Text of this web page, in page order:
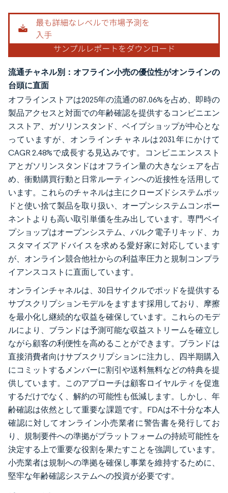
画像 © Mordor Intelligence。再利用にはCC BY 4.0の表示が必要です。
流通チャネル別：オフライン小売の優位性がオンラインの
台頭に直面
オフラインストアは2025年の流通の87.06%を占め、即時の
製品アクセスと対面での年齢確認を提供するコンビニエン
スストア、ガソリンスタンド、ベイプショップが中心とな
っていますが、オンラインチャネルは2031年にかけて
CAGR 2.48%で成長する見込みです。コンビニエンススト
アとガソリンスタンドはオフライン量の大きなシェアを占
め、衝動購買行動と日常ルーティンへの近接性を活用して
います。これらのチャネルは主にクローズドシステムポッ
ドと使い捨て製品を取り扱い、オープンシステムコンポー
ネントよりも高い取引単価を生み出しています。専門ベイ
プショップはオープンシステム、バルク電子リキッド、カ
スタマイズアドバイスを求める愛好家に対応しています
が、オンライン競合他社からの利益率圧力と規制コンプラ
イアンスコストに直面しています。
オンラインチャネルは、30日サイクルでポッドを提供する
サブスクリプションモデルをますます採用しており、摩擦
を最小化し継続的な収益を確保しています。これらのモデ
ルにより、ブランドは予測可能な収益ストリームを確立し
ながら顧客の利便性を高めることができます。ブランドは
直接消費者向けサブスクリプションに注力し、四半期購入
にコミットするメンバーに割引や送料無料などの特典を提
供しています。このアプローチは顧客ロイヤルティを促進
するだけでなく、解約の可能性も低減します。しかし、年
齢確認は依然として重要な課題です。FDAは不十分な本人
確認に対してオンライン小売業者に警告書を発行してお
り、規制要件への準拠がプラットフォームの持続可能性を
決定する上で重要な役割を果たすことを強調しています。
小売業者は規制への準拠を確保し事業を維持するために、
堅牢な年齢確認システムへの投資が必要です。